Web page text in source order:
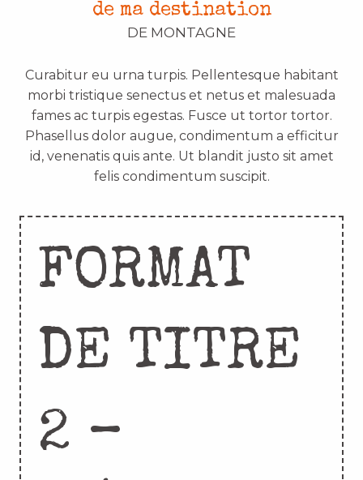
de ma destination
DE MONTAGNE
Curabitur eu urna turpis. Pellentesque habitant
morbi tristique senectus et netus et malesuada
fames ac turpis egestas. Fusce ut tortor tortor.
Phasellus dolor augue, condimentum a efficitur
id, venenatis quis ante. Ut blandit justo sit amet
felis condimentum suscipit.
FORMAT
DE TITRE
2 –